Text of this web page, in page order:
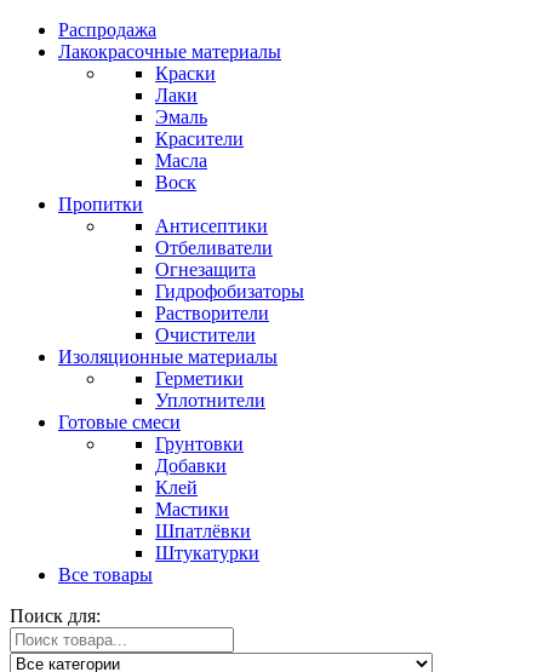
Распродажа
Лакокрасочные материалы
Краски
Лаки
Эмаль
Красители
Масла
Воск
Пропитки
Антисептики
Отбеливатели
Огнезащита
Гидрофобизаторы
Растворители
Очистители
Изоляционные материалы
Герметики
Уплотнители
Готовые смеси
Грунтовки
Добавки
Клей
Мастики
Шпатлёвки
Штукатурки
Все товары
Поиск для: